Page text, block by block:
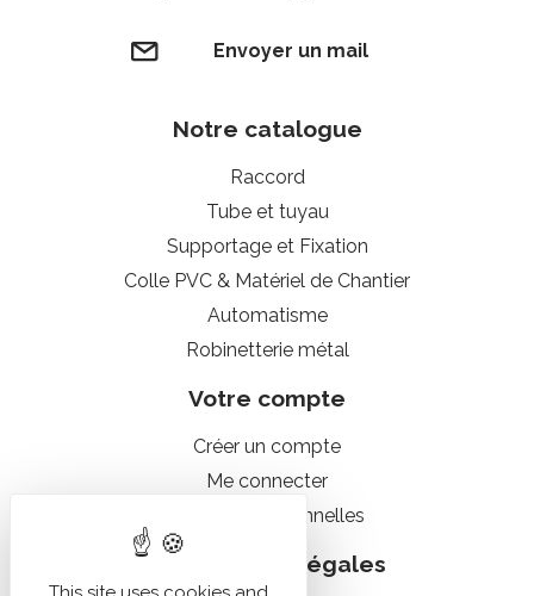
Envoyer un mail
Notre catalogue
Raccord
Tube et tuyau
Supportage et Fixation
Colle PVC & Matériel de Chantier
Automatisme
Robinetterie métal
Votre compte
Créer un compte
Me connecter
Données personnelles
Informations légales